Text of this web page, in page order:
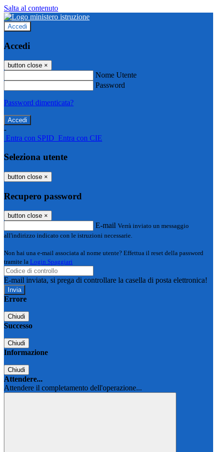
Salta al contenuto
Accedi
Accedi
button close ×
Nome Utente
Password
Password dimenticata?
-
Entra con SPID Entra con CIE
Seleziona utente
button close ×
Recupero password
button close ×
E-mail Verrà inviato un messaggio
all'indirizzo indicato con le istruzioni necessarie.
Non hai una e-mail associata al nome utente? Effettua il reset della password
tramite la Login Spaggiari
E-mail inviata, si prega di controllare la casella di posta elettronica!
Errore
Chiudi
Successo
Chiudi
Informazione
Chiudi
Attendere...
Attendere il completamento dell'operazione...